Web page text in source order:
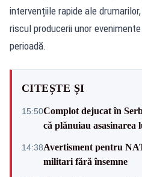
intervențiile rapide ale
riscul producerii unor
perioadă.
CITEȘTE ȘI
15:50Complot dejucat în
că plănuiau asasinarea
14:38Avertisment pentru
militari fără însemne